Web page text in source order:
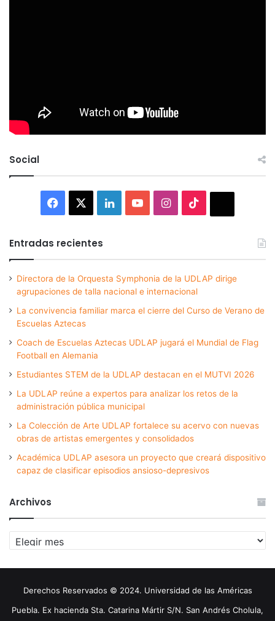
Social
Facebook LinkedInYouTubeInstagram
Entradas recientes
Directora de la Orquesta Symphonia de la UDLAP dirige
agrupaciones de talla nacional e internacional
La convivencia familiar marca el cierre del Curso de Verano de
Escuelas Aztecas
Coach de Escuelas Aztecas UDLAP jugará el Mundial de Flag
Football en Alemania
Estudiantes STEM de la UDLAP destacan en el MUTVI 2026
La UDLAP reúne a expertos para analizar los retos de la
administración pública municipal
La Colección de Arte UDLAP fortalece su acervo con nuevas
obras de artistas emergentes y consolidados
Académica UDLAP asesora un proyecto que creará dispositivo
capaz de clasificar episodios ansioso-depresivos
Archivos
Archivos
Derechos Reservados © 2024. Universidad de las Américas
Puebla. Ex hacienda Sta. Catarina Mártir S/N. San Andrés Cholula,